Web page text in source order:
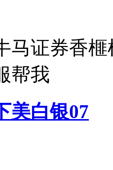
马证券香
帮我
美白银07